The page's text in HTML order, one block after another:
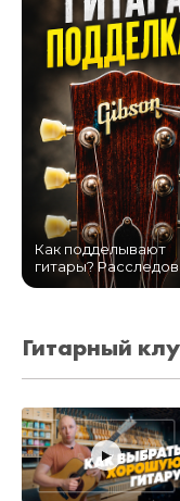
Как подделывают
гитары?
Гитарный